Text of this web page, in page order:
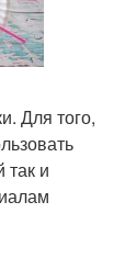
Для того,
и